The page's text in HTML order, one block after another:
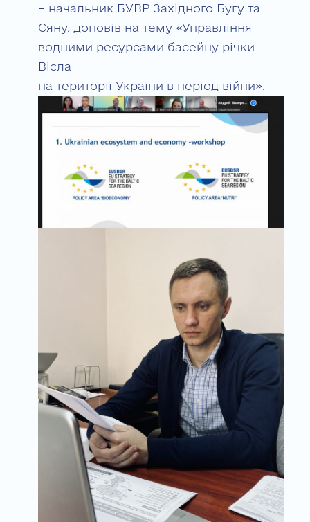
– начальник БУВР Західного Бугу та
Сяну, доповів на тему «Управління
водними ресурсами басейну річки
Вісла
на території України в період війни».